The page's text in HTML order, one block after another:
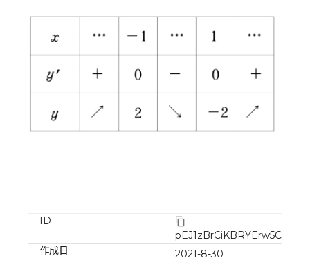
ID
pEJ1zBrCiKBRYErw5CLN
作成日
2021-8-30